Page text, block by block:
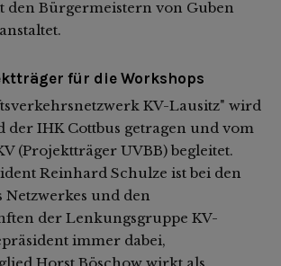
den Bürgermeistern von Guben
für die Workshops
KV-Lausitz" wird
der IHK Cottbus getragen und vom
(Projektträger UVBB) begleitet.
Reinhard Schulze ist bei den
Netzwerkes und den
der Lenkungsgruppe KV-
immer dabei,